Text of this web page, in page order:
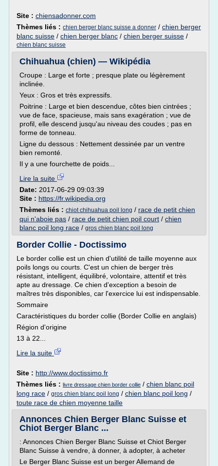
Site : chiensadonner.com
Thèmes liés : chien berger blanc suisse a donner / chien berger
blanc suisse / chien berger blanc / chien berger suisse /
chien blanc suisse
Chihuahua (chien) — Wikipédia
Croupe : Large et forte ; presque plate ou légèrement
inclinée.
Yeux : Gros et très expressifs.
Poitrine : Large et bien descendue, côtes bien cintrées ;
vue de face, spacieuse, mais sans exagération ; vue de
profil, elle descend jusqu'au niveau des coudes ; pas en
forme de tonneau.
Ligne du dessous : Nettement dessinée par un ventre
bien remonté.
Il y a une fourchette de poids...
Lire la suite
Date: 2017-06-29 09:03:39
Site : https://fr.wikipedia.org
Thèmes liés : chiot chihuahua poil long / race de petit chien
qui n'aboie pas / race de petit chien poil court / chien
blanc poil long race / gros chien blanc poil long
Border Collie - Doctissimo
Le border collie est un chien d'utilité de taille moyenne aux
poils longs ou courts. C'est un chien de berger très
résistant, intelligent, équilibré, volontaire, attentif et très
apte au dressage. Ce chien d'exception a besoin de
maîtres très disponibles, car l'exercice lui est indispensable.
Sommaire
Caractéristiques du border collie (Border Collie en anglais)
Région d'origine
13 à 22...
Lire la suite
Site : http://www.doctissimo.fr
Thèmes liés : livre dressage chien border collie / chien blanc poil
long race / gros chien blanc poil long / chien blanc poil long /
toute race de chien moyenne taille
Annonces Chien Berger Blanc Suisse et
Chiot Berger Blanc ...
: Annonces Chien Berger Blanc Suisse et Chiot Berger
Blanc Suisse à vendre, à donner, à adopter, à acheter
Le Berger Blanc Suisse est un berger Allemand de